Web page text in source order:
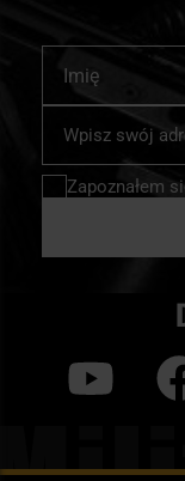
nasz
newsletter:
Zapoznałem